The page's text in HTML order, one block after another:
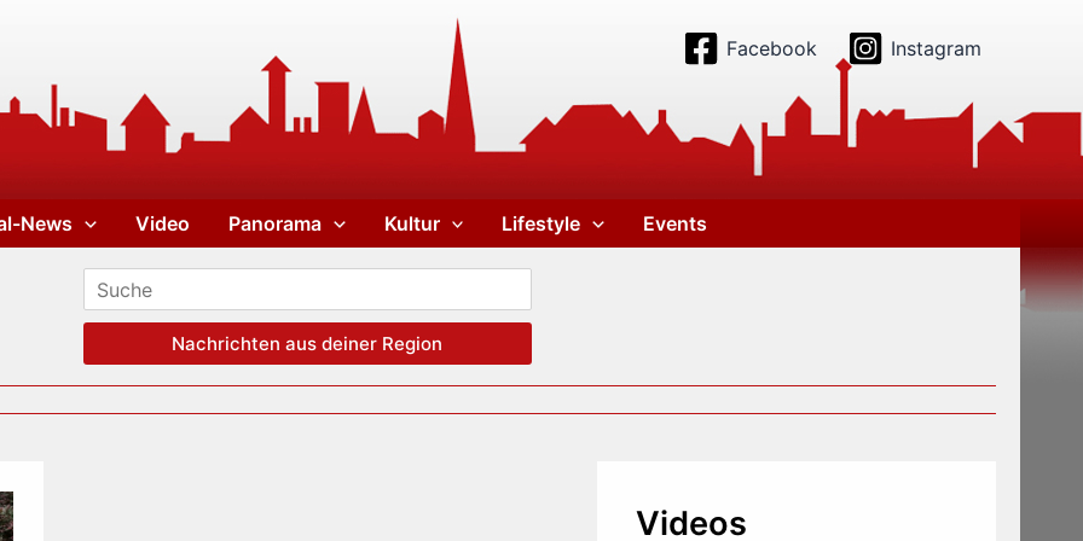
Facebook Instagram
News Video Panorama Kultur Lifestyle Events
Nachrichten aus deiner Region
Videos